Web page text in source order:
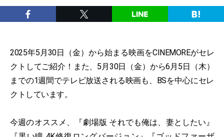
2025年5月30日（金）から始まる映画をCINEMOREがセレ
クトしてご紹介！また、5月30日（金）から6月5日（木）
までの1週間でテレビ放送される映画も、BSを中心にセレ
クトしています。
今週のオススメ、『劇場版 それでも俺は、妻としたい』